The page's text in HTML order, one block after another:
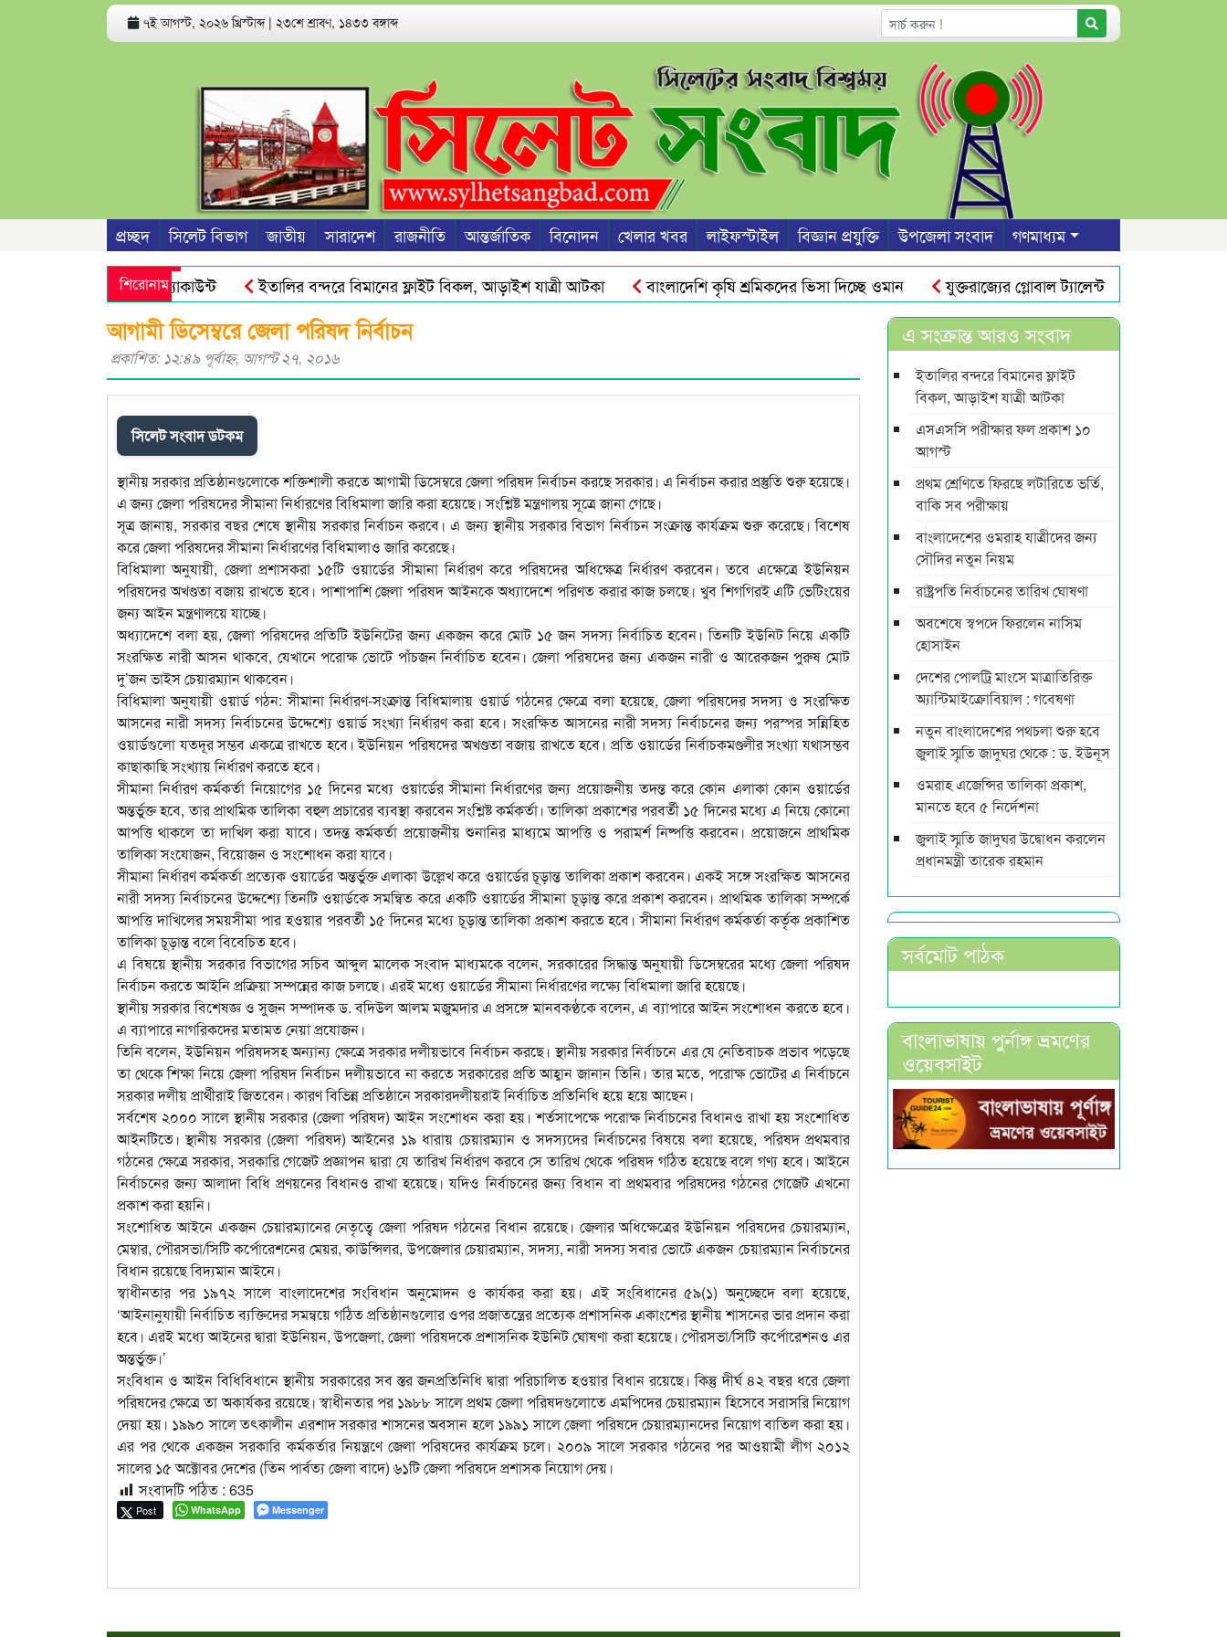
৭ই আগস্ট, ২০২৬ খ্রিস্টাব্দ | ২৩শে শ্রাবণ, ১৪৩৩ বঙ্গাব্দ
প্রচ্ছদ সিলেট বিভাগ জাতীয় সারাদেশ রাজনীতি আন্তর্জাতিক বিনোদন খেলার খবর লাইফস্টাইল বিজ্ঞান প্রযুক্তি উপজেলা সংবাদ গণমাধ্যম
শিরোনাম
পারে ফোন ও ব্যাংক অ্যাকাউন্ট ইতালির বন্দরে বিমানের ফ্লাইট বিকল, আড়াইশ যাত্রী আটকা বাংলাদেশি কৃষি শ্রমিকদের ভিসা দিচ্ছে ওমান
যুক্তরাজ্যের গ্লোবাল ট্যালেন্ট ভিসা : তিন বছরে
জনগণ আর ভয় পায়না : এড. জুবায়ের
তেল, গ্যাস, বিদ্যুৎ সঙ্কট ও দ্রব্যমূল্যের ঊর্ধ্বগতি রোধে সিলেটে ১১ দলীয় ঐক্যের স্মারকলিপি সিলেট নগরীতে যানজট নিরসনে সিটি বাস চালুর দাবি
আগামী ডিসেম্বরে জেলা পরিষদ নির্বাচন
প্রকাশিত: ১২:৪৯ পূর্বাহ্ণ, আগস্ট ২৭, ২০১৬
সিলেট সংবাদ ডটকম
স্থানীয় সরকার প্রতিষ্ঠানগুলোকে শক্তিশালী করতে আগামী ডিসেম্বরে জেলা পরিষদ নির্বাচন করছে সরকার। এ নির্বাচন করার প্রস্তুতি শুরু হয়েছে।
এ জন্য জেলা পরিষদের সীমানা নির্ধারণের বিধিমালা জারি করা হয়েছে। সংশ্লিষ্ট মন্ত্রণালয় সূত্রে জানা গেছে।
সূত্র জানায়, সরকার বছর শেষে স্থানীয় সরকার নির্বাচন করবে। এ জন্য স্থানীয় সরকার বিভাগ নির্বাচন সংক্রান্ত কার্যক্রম শুরু করেছে। বিশেষ
করে জেলা পরিষদের সীমানা নির্ধারণের বিধিমালাও জারি করেছে।
বিধিমালা অনুযায়ী, জেলা প্রশাসকরা ১৫টি ওয়ার্ডের সীমানা নির্ধারণ করে পরিষদের অধিক্ষেত্র নির্ধারণ করবেন। তবে এক্ষেত্রে ইউনিয়ন
পরিষদের অখণ্ডতা বজায় রাখতে হবে। পাশাপাশি জেলা পরিষদ আইনকে অধ্যাদেশে পরিণত করার কাজ চলছে। খুব শিগগিরই এটি ভেটিংয়ের
জন্য আইন মন্ত্রণালয়ে যাচ্ছে।
অধ্যাদেশে বলা হয়, জেলা পরিষদের প্রতিটি ইউনিটের জন্য একজন করে মোট ১৫ জন সদস্য নির্বাচিত হবেন। তিনটি ইউনিট নিয়ে একটি
সংরক্ষিত নারী আসন থাকবে, যেখানে পরোক্ষ ভোটে পাঁচজন নির্বাচিত হবেন। জেলা পরিষদের জন্য একজন নারী ও আরেকজন পুরুষ মোট
দু’জন ভাইস চেয়ারম্যান থাকবেন।
বিধিমালা অনুযায়ী ওয়ার্ড গঠন: সীমানা নির্ধারণ-সংক্রান্ত বিধিমালায় ওয়ার্ড গঠনের ক্ষেত্রে বলা হয়েছে, জেলা পরিষদের সদস্য ও সংরক্ষিত
আসনের নারী সদস্য নির্বাচনের উদ্দেশ্যে ওয়ার্ড সংখ্যা নির্ধারণ করা হবে। সংরক্ষিত আসনের নারী সদস্য নির্বাচনের জন্য পরস্পর সন্নিহিত
ওয়ার্ডগুলো যতদূর সম্ভব একত্রে রাখতে হবে। ইউনিয়ন পরিষদের অখণ্ডতা বজায় রাখতে হবে। প্রতি ওয়ার্ডের নির্বাচকমণ্ডলীর সংখ্যা যথাসম্ভব
কাছাকাছি সংখ্যায় নির্ধারণ করতে হবে।
সীমানা নির্ধারণ কর্মকর্তা নিয়োগের ১৫ দিনের মধ্যে ওয়ার্ডের সীমানা নির্ধারণের জন্য প্রয়োজনীয় তদন্ত করে কোন এলাকা কোন ওয়ার্ডের
অন্তর্ভুক্ত হবে, তার প্রাথমিক তালিকা বহুল প্রচারের ব্যবস্থা করবেন সংশ্লিষ্ট কর্মকর্তা। তালিকা প্রকাশের পরবর্তী ১৫ দিনের মধ্যে এ নিয়ে কোনো
আপত্তি থাকলে তা দাখিল করা যাবে। তদন্ত কর্মকর্তা প্রয়োজনীয় শুনানির মাধ্যমে আপত্তি ও পরামর্শ নিষ্পত্তি করবেন। প্রয়োজনে প্রাথমিক
তালিকা সংযোজন, বিয়োজন ও সংশোধন করা যাবে।
সীমানা নির্ধারণ কর্মকর্তা প্রত্যেক ওয়ার্ডের অন্তর্ভুক্ত এলাকা উল্লেখ করে ওয়ার্ডের চূড়ান্ত তালিকা প্রকাশ করবেন। একই সঙ্গে সংরক্ষিত আসনের
নারী সদস্য নির্বাচনের উদ্দেশ্যে তিনটি ওয়ার্ডকে সমন্বিত করে একটি ওয়ার্ডের সীমানা চূড়ান্ত করে প্রকাশ করবেন। প্রাথমিক তালিকা সম্পর্কে
আপত্তি দাখিলের সময়সীমা পার হওয়ার পরবর্তী ১৫ দিনের মধ্যে চূড়ান্ত তালিকা প্রকাশ করতে হবে। সীমানা নির্ধারণ কর্মকর্তা কর্তৃক প্রকাশিত
তালিকা চূড়ান্ত বলে বিবেচিত হবে।
এ বিষয়ে স্থানীয় সরকার বিভাগের সচিব আব্দুল মালেক সংবাদ মাধ্যমকে বলেন, সরকারের সিদ্ধান্ত অনুযায়ী ডিসেম্বরের মধ্যে জেলা পরিষদ
নির্বাচন করতে আইনি প্রক্রিয়া সম্পন্নের কাজ চলছে। এরই মধ্যে ওয়ার্ডের সীমানা নির্ধারণের লক্ষ্যে বিধিমালা জারি হয়েছে।
স্থানীয় সরকার বিশেষজ্ঞ ও সুজন সম্পাদক ড. বদিউল আলম মজুমদার এ প্রসঙ্গে মানবকণ্ঠকে বলেন, এ ব্যাপারে আইন সংশোধন করতে হবে।
এ ব্যাপারে নাগরিকদের মতামত নেয়া প্রযোজন।
তিনি বলেন, ইউনিয়ন পরিষদসহ অন্যান্য ক্ষেত্রে সরকার দলীয়ভাবে নির্বাচন করছে। স্থানীয় সরকার নির্বাচনে এর যে নেতিবাচক প্রভাব পড়েছে
তা থেকে শিক্ষা নিয়ে জেলা পরিষদ নির্বাচন দলীয়ভাবে না করতে সরকারের প্রতি আহ্বান জানান তিনি। তার মতে, পরোক্ষ ভোটের এ নির্বাচনে
সরকার দলীয় প্রার্থীরাই জিতবেন। কারণ বিভিন্ন প্রতিষ্ঠানে সরকারদলীয়রাই নির্বাচিত প্রতিনিধি হয়ে হয়ে আছেন।
সর্বশেষ ২০০০ সালে স্থানীয় সরকার (জেলা পরিষদ) আইন সংশোধন করা হয়। শর্তসাপেক্ষে পরোক্ষ নির্বাচনের বিধানও রাখা হয় সংশোধিত
আইনটিতে। স্থানীয় সরকার (জেলা পরিষদ) আইনের ১৯ ধারায় চেয়ারম্যান ও সদস্যদের নির্বাচনের বিষয়ে বলা হয়েছে, পরিষদ প্রথমবার
গঠনের ক্ষেত্রে সরকার, সরকারি গেজেট প্রজ্ঞাপন দ্বারা যে তারিখ নির্ধারণ করবে সে তারিখ থেকে পরিষদ গঠিত হয়েছে বলে গণ্য হবে। আইনে
নির্বাচনের জন্য আলাদা বিধি প্রণয়নের বিধানও রাখা হয়েছে। যদিও নির্বাচনের জন্য বিধান বা প্রথমবার পরিষদের গঠনের গেজেট এখনো
প্রকাশ করা হয়নি।
সংশোধিত আইনে একজন চেয়ারম্যানের নেতৃত্বে জেলা পরিষদ গঠনের বিধান রয়েছে। জেলার অধিক্ষেত্রের ইউনিয়ন পরিষদের চেয়ারম্যান,
মেম্বার, পৌরসভা/সিটি কর্পোরেশনের মেয়র, কাউন্সিলর, উপজেলার চেয়ারম্যান, সদস্য, নারী সদস্য সবার ভোটে একজন চেয়ারম্যান নির্বাচনের
বিধান রয়েছে বিদ্যমান আইনে।
স্বাধীনতার পর ১৯৭২ সালে বাংলাদেশের সংবিধান অনুমোদন ও কার্যকর করা হয়। এই সংবিধানের ৫৯(১) অনুচ্ছেদে বলা হয়েছে,
‘আইনানুযায়ী নির্বাচিত ব্যক্তিদের সমন্বয়ে গঠিত প্রতিষ্ঠানগুলোর ওপর প্রজাতন্ত্রের প্রত্যেক প্রশাসনিক একাংশের স্থানীয় শাসনের ভার প্রদান করা
হবে। এরই মধ্যে আইনের দ্বারা ইউনিয়ন, উপজেলা, জেলা পরিষদকে প্রশাসনিক ইউনিট ঘোষণা করা হয়েছে। পৌরসভা/সিটি কর্পোরেশনও এর
অন্তর্ভুক্ত।’
সংবিধান ও আইন বিধিবিধানে স্থানীয় সরকারের সব স্তর জনপ্রতিনিধি দ্বারা পরিচালিত হওয়ার বিধান রয়েছে। কিন্তু দীর্ঘ ৪২ বছর ধরে জেলা
পরিষদের ক্ষেত্রে তা অকার্যকর রয়েছে। স্বাধীনতার পর ১৯৮৮ সালে প্রথম জেলা পরিষদগুলোতে এমপিদের চেয়ারম্যান হিসেবে সরাসরি নিয়োগ
দেয়া হয়। ১৯৯০ সালে তৎকালীন এরশাদ সরকার শাসনের অবসান হলে ১৯৯১ সালে জেলা পরিষদে চেয়ারম্যানদের নিয়োগ বাতিল করা হয়।
এর পর থেকে একজন সরকারি কর্মকর্তার নিয়ন্ত্রণে জেলা পরিষদের কার্যক্রম চলে। ২০০৯ সালে সরকার গঠনের পর আওয়ামী লীগ ২০১২
সালের ১৫ অক্টোবর দেশের (তিন পার্বত্য জেলা বাদে) ৬১টি জেলা পরিষদে প্রশাসক নিয়োগ দেয়।
সংবাদটি পঠিত : 635
Post WhatsApp Messenger
এ সংক্রান্ত আরও সংবাদ
ইতালির বন্দরে বিমানের ফ্লাইট
বিকল, আড়াইশ যাত্রী আটকা
এসএসসি পরীক্ষার ফল প্রকাশ ১০
আগস্ট
প্রথম শ্রেণিতে ফিরছে লটারিতে ভর্তি,
বাকি সব পরীক্ষায়
বাংলাদেশের ওমরাহ যাত্রীদের জন্য
সৌদির নতুন নিয়ম
রাষ্ট্রপতি নির্বাচনের তারিখ ঘোষণা
অবশেষে স্বপদে ফিরলেন নাসিম
হোসাইন
দেশের পোলট্রি মাংসে মাত্রাতিরিক্ত
অ্যান্টিমাইক্রোবিয়াল : গবেষণা
নতুন বাংলাদেশের পথচলা শুরু হবে
জুলাই স্মৃতি জাদুঘর থেকে : ড. ইউনূস
ওমরাহ এজেন্সির তালিকা প্রকাশ,
মানতে হবে ৫ নির্দেশনা
জুলাই স্মৃতি জাদুঘর উদ্বোধন করলেন
প্রধানমন্ত্রী তারেক রহমান
সর্বমোট পাঠক
বাংলাভাষায় পুর্নাঙ্গ ভ্রমণের
ওয়েবসাইট